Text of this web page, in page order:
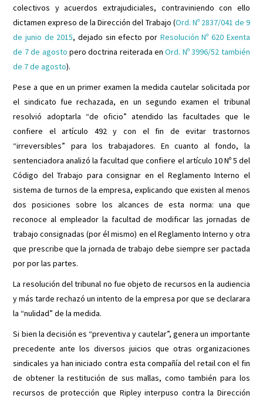
colectivos y acuerdos extrajudiciales, contraviniendo con ello
dictamen expreso de la Dirección del Trabajo (Ord. Nº 2837/041 de 9
de junio de 2015, dejado sin efecto por Resolución Nº 620 Exenta
de 7 de agosto pero doctrina reiterada enOrd. Nº 3996/52 también
de 7 de agosto).
Pese a que en un primer examen la medida cautelar solicitada por
el sindicato fue rechazada, en un segundo examen el tribunal
resolvió adoptarla “de oficio” atendido las facultades que le
confiere el artículo 492 y con el fin de evitar trastornos
“irreversibles” para los trabajadores. En cuanto al fondo, la
sentenciadora analizó la facultad que confiere el artículo 10 Nº 5 del
Código del Trabajo para consignar en el Reglamento Interno el
sistema de turnos de la empresa, explicando que existen al menos
dos posiciones sobre los alcances de esta norma: una que
reconoce al empleador la facultad de modificar las jornadas de
trabajo consignadas (por él mismo) en el Reglamento Interno y otra
que prescribe que la jornada de trabajo debe siempre ser pactada
por por las partes.
La resolución del tribunal no fue objeto de recursos en la audiencia
y más tarde rechazó un intento de la empresa por que se declarara
la “nulidad” de la medida.
Si bien la decisión es “preventiva y cautelar”, genera un importante
precedente ante los diversos juicios que otras organizaciones
sindicales ya han iniciado contra esta compañía del retail con el fin
de obtener la restitución de sus mallas, como también para los
recursos de protección que Ripley interpuso contra la Dirección